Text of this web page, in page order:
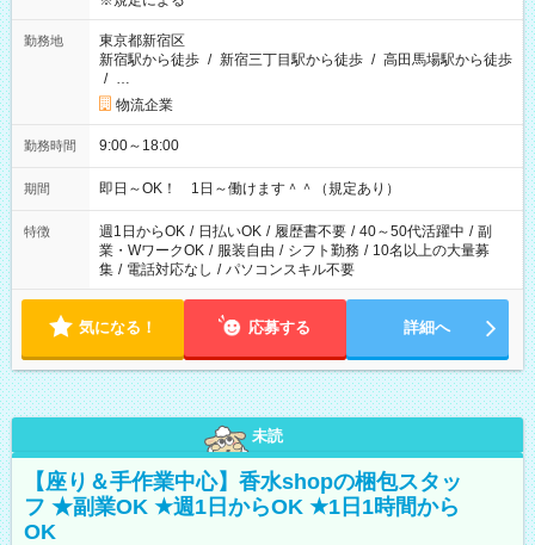
勤務地
東京都新宿区
新宿駅から徒歩 / 新宿三丁目駅から徒歩 / 高田馬場駅から徒歩
/ …
物流企業
勤務時間 9:00～18:00
期間 即日～OK！ 1日～働けます＾＾（規定あり）
特徴 週1日からOK / 日払いOK / 履歴書不要 / 40～50代活躍中 / 副
業・WワークOK / 服装自由 / シフト勤務 / 10名以上の大量募
集 / 電話対応なし / パソコンスキル不要
気になる！ 応募する 詳細へ
未読
【座り＆手作業中心】香水shopの梱包スタッ
フ ★副業OK ★週1日からOK ★1日1時間から
OK